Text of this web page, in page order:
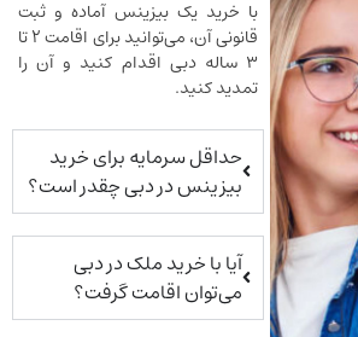
با خرید یک بیزینس آماده و ثبت
قانونی آن، می‌توانید برای اقامت ۲ تا
۳ ساله دبی اقدام کنید و آن را
تمدید کنید.
حداقل سرمایه برای خرید
بیزینس در دبی چقدر است؟
آیا با خرید ملک در دبی
می‌توان اقامت گرفت؟